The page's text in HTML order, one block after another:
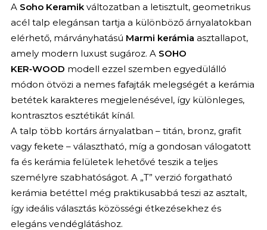
A Soho Keramikváltozatban a letisztult, geometrikus
acél talp elegánsan tartja a különböző árnyalatokban
elérhető, márványhatású Marmi kerámia asztallapot,
amely modern luxust sugároz. A SOHO
KER‑WOOD modell ezzel szemben egyedülálló
módon ötvözi a nemes fafajták melegségét a kerámia
betétek karakteres megjelenésével, így különleges,
kontrasztos esztétikát kínál.
A talp több kortárs árnyalatban – titán, bronz, grafit
vagy fekete – választható, míg a gondosan válogatott
fa és kerámia felületek lehetővé teszik a teljes
személyre szabhatóságot. A „T” verzió forgatható
kerámia betéttel még praktikusabbá teszi az asztalt,
így ideális választás közösségi étkezésekhez és
elegáns vendéglátáshoz.